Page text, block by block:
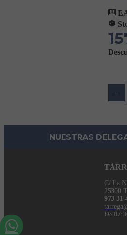
−
NUESTRAS
C/ La
25300
973 31
De